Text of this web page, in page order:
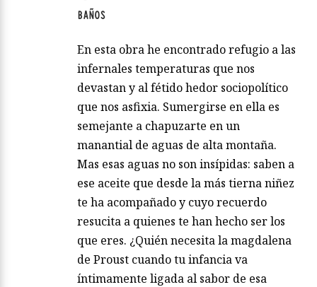
BAÑOS
En esta obra he encontrado refugio a las
infernales temperaturas que nos
devastan y al fétido hedor sociopolítico
que nos asfixia. Sumergirse en ella es
semejante a chapuzarte en un
manantial de aguas de alta montaña.
Mas esas aguas no son insípidas: saben a
ese aceite que desde la más tierna niñez
te ha acompañado y cuyo recuerdo
resucita a quienes te han hecho ser los
que eres. ¿Quién necesita la magdalena
de Proust cuando tu infancia va
íntimamente ligada al sabor de esa